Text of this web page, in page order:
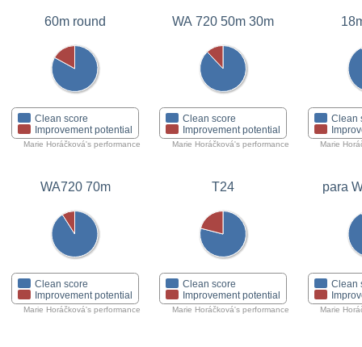
60m round
Clean score
Improvement potential
Marie Horáčková's performance
WA 720 50m 30m
Clean score
Improvement potential
Marie Horáčková's performance
Clean
Marie
WA720 70m
Clean score
Improvement potential
Marie Horáčková's performance
T24
Clean score
Improvement potential
Marie Horáčková's performance
para
Clean
Marie